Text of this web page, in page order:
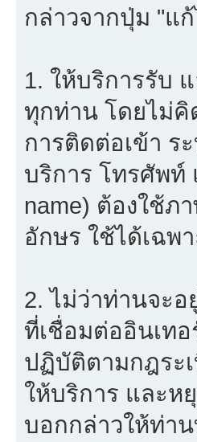
กล่าวจากปุ่ม "แ
1. ให้บริการรับ
ทุกท่าน โดยไม่คิ
การติดต่อเข้า ร
บริการ โทรศัพท์
name) ต้องใช้ภ
อักษร ใช้ได้เฉพ
2. ไม่ว่าท่านจะ
ที่เชื่อมต่ออินเท
ปฏิบัติตามกฎระ
ให้บริการ และห
บอกกล่าวให้ท่า